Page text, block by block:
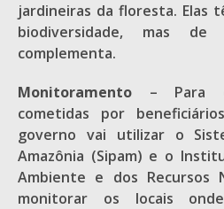
jardineiras da floresta. Elas
biodiversidade, mas de
complementa.
Monitoramento – Para
cometidas por
governo vai utilizar o
Amazônia (Sipam) e o
Ambiente e dos Recursos
monitorar os locais